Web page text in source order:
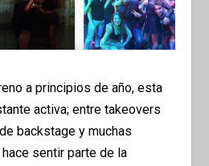
a principios de año, esta
activa; entretakeovers
backstage y muchas
sentir parte de la